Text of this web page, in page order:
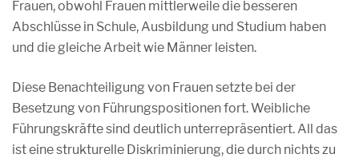
Frauen, obwohl Frauen mittlerweile die besseren
Abschlüsse in Schule, Ausbildung und Studium haben
und die gleiche Arbeit wie Männer leisten.
Diese Benachteiligung von Frauen setzte bei der
Besetzung von Führungspositionen fort. Weibliche
Führungskräfte sind deutlich unterrepräsentiert. All das
ist eine strukturelle Diskriminierung, die durch nichts zu